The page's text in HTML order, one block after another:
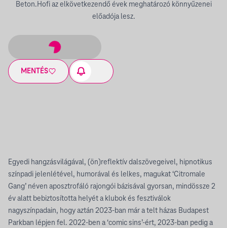
Beton.Hofi az elkövetkezendő évek meghatározó könnyűzenei
előadója lesz.
MENTÉS
Egyedi hangzásvilágával, (ön)reflektív dalszövegeivel, hipnotikus
színpadi jelenlétével, humorával és lelkes, magukat ‘Citromale
Gang’ néven aposztrofáló rajongói bázisával gyorsan, mindössze 2
év alatt bebiztosította helyét a klubok és fesztiválok
nagyszínpadain, hogy aztán 2023-ban már a telt házas Budapest
Parkban lépjen fel. 2022-ben a ‘comic sins’-ért, 2023-ban pedig a